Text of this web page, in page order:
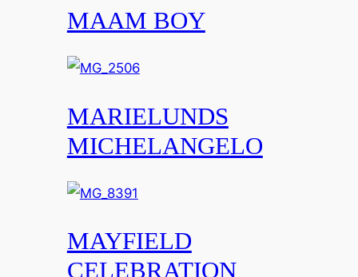
MAAM BOY
MARIELUNDS
MICHELANGELO
MAYFIELD
CELEBRATION